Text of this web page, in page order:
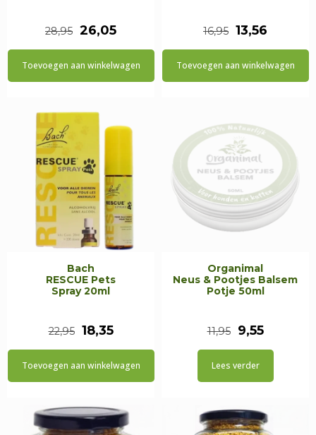
28,95 Oorspronkelijke
prijs
26,05Huidige
prijs
is:
Toevoegen aan winkelwagen
16,95
prijs
13,56
prijs
Toevoegen aan winkelwagen
Bach
RESCUE Pets
Spray 20ml
22,95 Oorspronkelijke
prijs
18,35Huidige
prijs
Toevoegen aan winkelwagen
Organimal
Neus & Pootjes Balsem
Potje 50ml
11,95
prijs
9,55Huidige
prijs
Lees verder